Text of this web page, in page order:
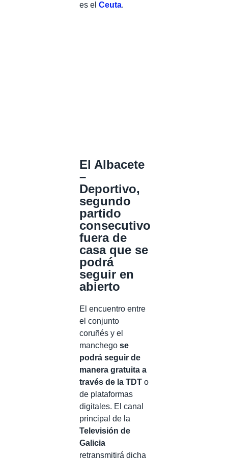
es el Ceuta.
El Albacete
–
Deportivo,
segundo
partido
consecutivo
fuera de
casa que se
podrá
seguir en
abierto
El encuentro entre
el conjunto
coruñés y el
manchego se
podrá seguir de
manera gratuita a
través de la TDT o
de plataformas
digitales. El canal
principal de la
Televisión de
Galicia
retransmitirá dicha